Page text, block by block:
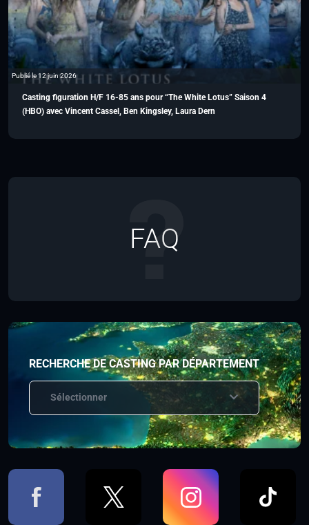
Publié le 12 juin 2026
Casting figuration H/F 16-85 ans pour “The White Lotus” Saison 4
(HBO) avec Vincent Cassel, Ben Kingsley, Laura Dern
FAQ
RECHERCHE DE CASTING PAR DÉPARTEMENT
Sélectionner